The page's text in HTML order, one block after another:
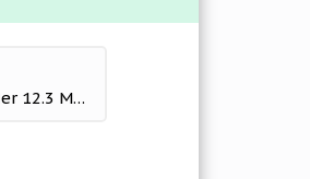
IDM+: Fastest Music, Video, Torrent Downloader 12.3 Мод (полная версия)